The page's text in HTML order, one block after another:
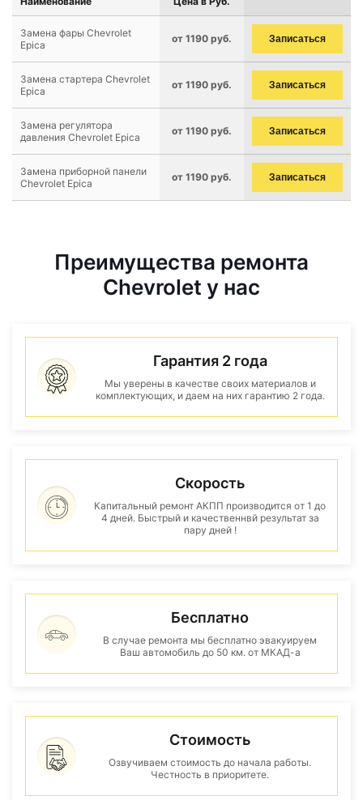
Замена фары Chevrolet
Epica
от 1190 руб. Записаться
Замена стартера Chevrolet
Epica
от 1190 руб. Записаться
Замена регулятора
давления Chevrolet Epica
от 1190 руб. Записаться
Замена приборной панели
Chevrolet Epica
от 1190 руб. Записаться
Преимущества ремонта
Chevrolet у нас
Гарантия 2 года
Мы уверены в качестве своих материалов и
комплектующих, и даем на них гарантию 2 года.
Скорость
Капитальный ремонт АКПП производится от 1 до
4 дней. Быстрый и качественнвй результат за
пару дней !
Бесплатно
В случае ремонта мы бесплатно эвакуируем
Ваш автомобиль до 50 км. от МКАД-а
Стоимость
Озвучиваем стоимость до начала работы.
Честность в приоритете.